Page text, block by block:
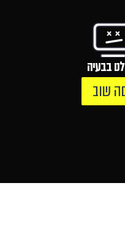
בבעיה
שוב